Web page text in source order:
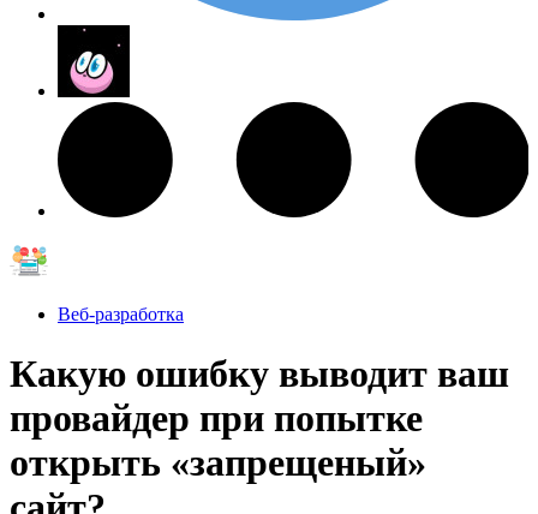
Веб-разработка
Какую ошибку выводит ваш
провайдер при попытке
открыть «запрещеный»